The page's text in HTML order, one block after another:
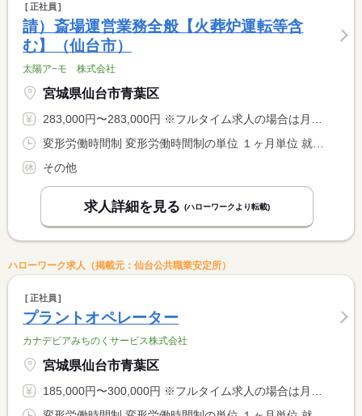
正社員
請）斎場運営業務全般【火葬炉運転等含
む】（仙台市）
太陽ア−モ 株式会社
宮城県仙台市青葉区
283,000円〜283,000円 ※フルタイム求人の場合は月額（換算額）、パート求人の場合は時間額を表示しています。
その他
求人詳細を見る (ハローワークより転載)
ハローワーク求人（掲載元：仙台公共職業安定所）
正社員
プラントオペレーター
カナデビアみちのくサービス株式会社
宮城県仙台市青葉区
185,000円〜300,000円 ※フルタイム求人の場合は月額（換算額）、パート求人の場合は時間額を表示しています。